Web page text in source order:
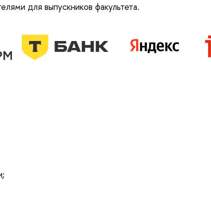
для выпускников факультета.